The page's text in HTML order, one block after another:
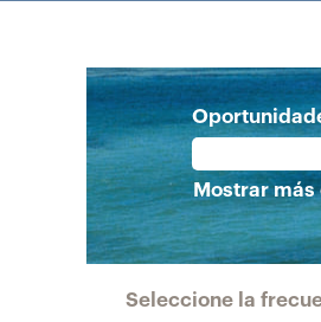
Mostrar más
Seleccione la